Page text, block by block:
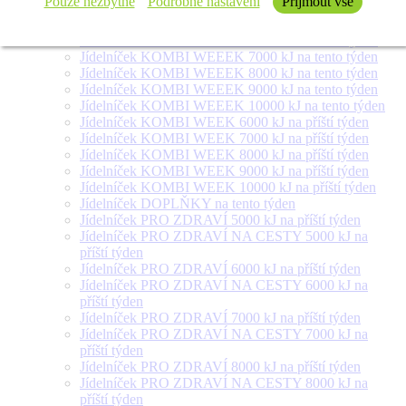
týden
Jídelníček KOMBI WEEEK 7000 kJ na tento týden
Jídelníček KOMBI WEEEK 8000 kJ na tento týden
Jídelníček KOMBI WEEEK 9000 kJ na tento týden
Jídelníček KOMBI WEEEK 10000 kJ na tento týden
Jídelníček KOMBI WEEK 6000 kJ na příští týden
Jídelníček KOMBI WEEK 7000 kJ na příští týden
Jídelníček KOMBI WEEK 8000 kJ na příští týden
Jídelníček KOMBI WEEK 9000 kJ na příští týden
Jídelníček KOMBI WEEK 10000 kJ na příští týden
Jídelníček DOPLŇKY na tento týden
Jídelníček PRO ZDRAVÍ 5000 kJ na příští týden
Jídelníček PRO ZDRAVÍ NA CESTY 5000 kJ na
příští týden
Jídelníček PRO ZDRAVÍ 6000 kJ na příští týden
Jídelníček PRO ZDRAVÍ NA CESTY 6000 kJ na
příští týden
Jídelníček PRO ZDRAVÍ 7000 kJ na příští týden
Jídelníček PRO ZDRAVÍ NA CESTY 7000 kJ na
příští týden
Jídelníček PRO ZDRAVÍ 8000 kJ na příští týden
Jídelníček PRO ZDRAVÍ NA CESTY 8000 kJ na
příští týden